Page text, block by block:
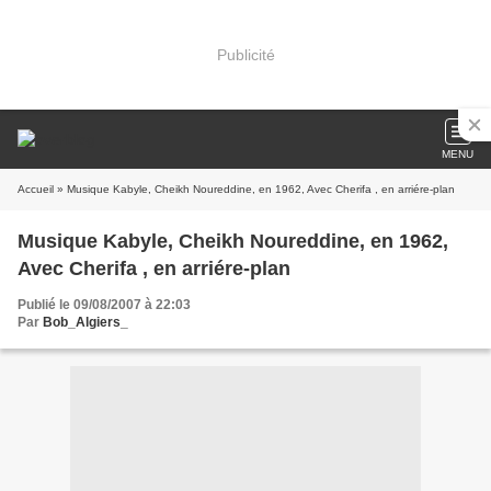
Publicité
MENU
Accueil » Musique Kabyle, Cheikh Noureddine, en 1962, Avec Cherifa , en arriére-plan
Musique Kabyle, Cheikh Noureddine, en 1962,
Avec Cherifa , en arriére-plan
Publié le 09/08/2007 à 22:03
Par Bob_Algiers_